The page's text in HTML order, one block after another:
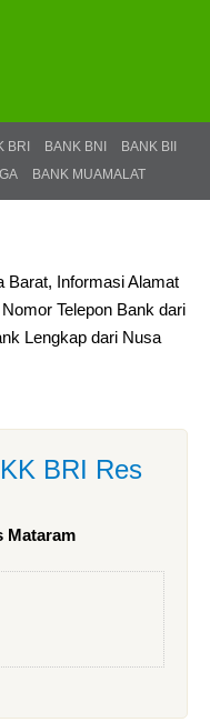
BRI BANK BNI
BANK BII
BANK MUAMALAT
Barat, Informasi Alamat
Telepon Bank dari
Lengkap dari Nusa
BRI Res
Mataram